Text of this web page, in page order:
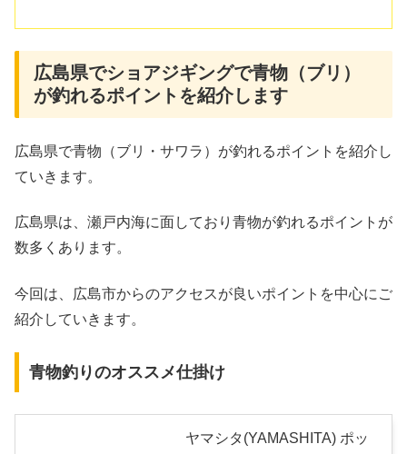
広島県でショアジギングで青物（ブリ）
が釣れるポイントを紹介します
広島県で青物（ブリ・サワラ）が釣れるポイントを紹介し
ていきます。
広島県は、瀬戸内海に面しており青物が釣れるポイントが
数多くあります。
今回は、広島市からのアクセスが良いポイントを中心にご
紹介していきます。
青物釣りのオススメ仕掛け
ヤマシタ(YAMASHITA) ポッ